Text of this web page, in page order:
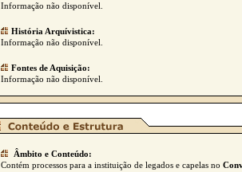
Informação não disponível.
História Arquívistica:
Informação não disponível.
Fontes de Aquisição:
Informação não disponível.
Âmbito e Conteúdo:
Contém processos para a instituição de legados e capelas no